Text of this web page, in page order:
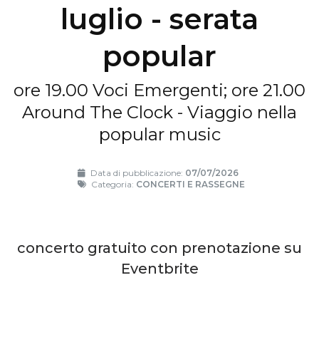
luglio - serata
popular
ore 19.00 Voci Emergenti; ore 21.00
Around The Clock - Viaggio nella
popular music
Data di pubblicazione: 07/07/2026
Categoria: CONCERTI E RASSEGNE
concerto gratuito con prenotazione su
Eventbrite